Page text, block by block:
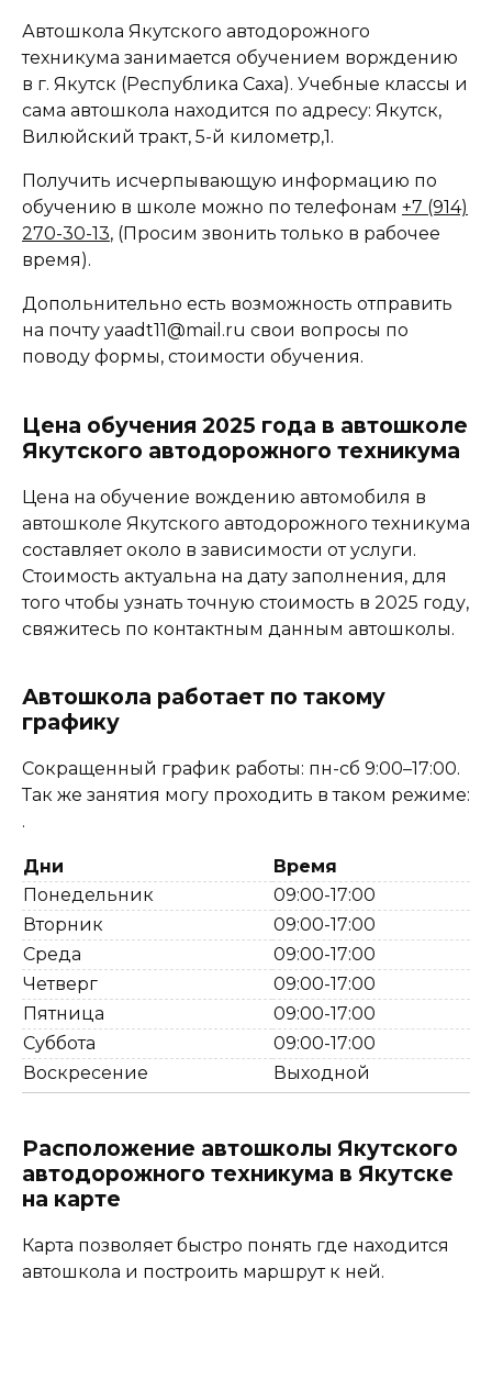
Автошкола Якутского автодорожного
техникума занимается обучением ворждению
в г. Якутск (Республика Саха). Учебные классы и
сама автошкола находится по адресу: Якутск,
Вилюйский тракт, 5-й километр,1.
Получить исчерпывающую информацию по
обучению в школе можно по телефонам +7 (914)
270-30-13, (Просим звонить только в рабочее
время).
Допольнительно есть возможность отправить
на почту yaadt11@mail.ru свои вопросы по
поводу формы, стоимости обучения.
Цена обучения 2025 года в автошколе
Якутского автодорожного техникума
Цена на обучение вождению автомобиля в
автошколе Якутского автодорожного техникума
составляет около в зависимости от услуги.
Стоимость актуальна на дату заполнения, для
того чтобы узнать точную стоимость в 2025 году,
свяжитесь по контактным данным автошколы.
Автошкола работает по такому
графику
Сокращенный график работы: пн-сб 9:00–17:00.
Так же занятия могу проходить в таком режиме:
.
Дни
Время
Понедельник
09:00-17:00
Вторник
09:00-17:00
Среда
09:00-17:00
Четверг
09:00-17:00
Пятница
09:00-17:00
Суббота
09:00-17:00
Воскресение
Выходной
Расположение автошколы Якутского
автодорожного техникума в Якутске
на карте
Карта позволяет быстро понять где находится
автошкола и построить маршрут к ней.